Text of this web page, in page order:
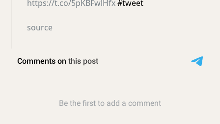
https://t.co/5pKBFwlHfx#tweet
source